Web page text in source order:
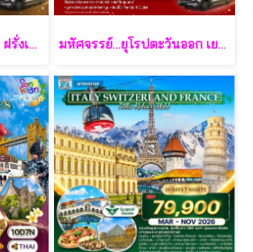
มหัศจรรย์...Luxury สวิต ฝรั่งเศส นอนหรู ระเบียงวิวหอไอเฟล 2 คืน กรุ๊ป 10 ท่าน 9 วัน 6 คืน - TG มหัศจรรย์...ยุโรปตะวันออก เยอรมัน ออสเตรีย เช็ค สโลวาเกีย ฮังการี กรุ๊ป 10 ท่าน 8 วัน 5 คืน - LH/OS